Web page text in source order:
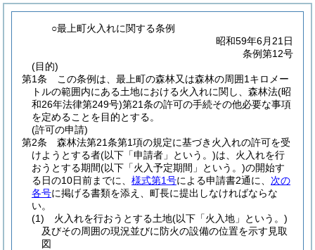
○最上町火入れに関する条例
昭和59年6月21日
条例第12号
(目的)
第1条
この条例は、最上町の森林又は森林の周囲1キロメー
トルの範囲内にある土地における火入れに関し、森林法(昭
和26年法律第249号)第21条の許可の手続その他必要な事項
を定めることを目的とする。
(許可の申請)
第2条
森林法第21条第1項の規定に基づき火入れの許可を受
けようとする者(以下「申請者」という。)は、火入れを行
おうとする期間(以下「火入予定期間」という。)の開始す
る日の10日前までに、 様式第1号による申請書2通に、 次の
各号に掲げる書類を添え、町長に提出しなければならな
い。
(1)
火入れを行おうとする土地(以下「火入地」という。)
及びその周囲の現況並びに防火の設備の位置を示す見取
図